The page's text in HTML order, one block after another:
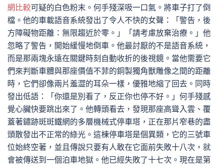
網比較可疑的白色粉末。何手殘深吸一口氣。將車子打了倒
檔。他的車載語音系統發出了令人不快的女聲：「警告，後
方障礙物距離：無限趨近於零。」「請考慮放棄治療。」他
忽略了警告，開始緩慢地倒車。他最討厭的不是語音系統，
而是那兩塊永遠在關鍵時刻自動收折的後視鏡。當他需要它
們來判斷車體與那座價值不菲的銅製獨角獸雕像之間的距離
時，它們卻像兩片羞澀的耳朵一樣，優雅地縮了回去。同時
發出低語：「你還是別看了，反正你也停不好。」何手殘感
覺心臟快要跳出來了。他轉頭看去，發現那座高聳入雲、覆
蓋著鏽跡斑斑鐵網的多層機械式停車塔，正在那片窄巷的盡
頭散發出不正常的綠光。這棟停車塔是個異類，它的三號車
位始終空著，並且傳說只要有人敢在它面前失敗十八次，就
會被傳送到一個泊車地獄。他已經失敗了十七次。現在是第